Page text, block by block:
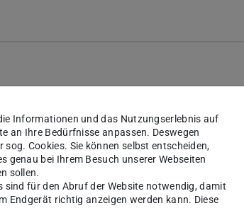
Informationen und das Nutzungserlebnis auf
an Ihre Bedürfnisse anpassen. Deswegen
sog. Cookies. Sie können selbst entscheiden,
genau bei Ihrem Besuch unserer Webseiten
sollen.
sind für den Abruf der Website notwendig, damit
Endgerät richtig anzeigen werden kann. Diese